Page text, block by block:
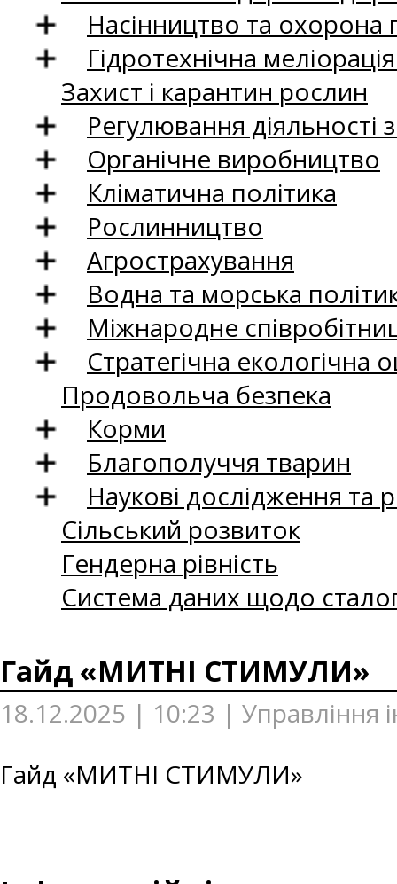
Насінництво та
Гідротехнічна
Захист і карантин рослин
Регулювання
Органічне виробництво
Кліматична політика
Рослинництво
Агрострахування
Водна та морська
Міжнародне
Стратегічна екологічна
Продовольча безпека
Корми
Благополуччя тварин
Наукові дослідження та
Сільський розвиток
Гендерна рівність
Система даних щодо
Гайд «МИТНІ СТИМУЛИ»
18.12.2025 | 10:23 | Управління
Гайд «МИТНІ СТИМУЛИ»